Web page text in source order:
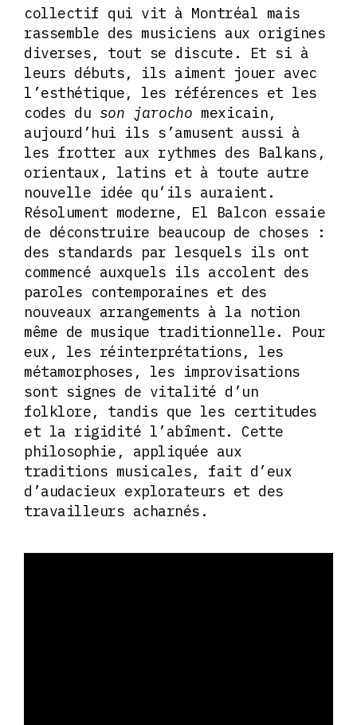
collectif qui vit à Montréal mais
rassemble des musiciens aux origines
diverses, tout se discute. Et si à
leurs débuts, ils aiment jouer avec
l’esthétique, les références et les
codes du son jarocho mexicain,
aujourd’hui ils s’amusent aussi à
les frotter aux rythmes des Balkans,
orientaux, latins et à toute autre
nouvelle idée qu’ils auraient.
Résolument moderne, El Balcon essaie
de déconstruire beaucoup de choses :
des standards par lesquels ils ont
commencé auxquels ils accolent des
paroles contemporaines et des
nouveaux arrangements à la notion
même de musique traditionnelle. Pour
eux, les réinterprétations, les
métamorphoses, les improvisations
sont signes de vitalité d’un
folklore, tandis que les certitudes
et la rigidité l’abîment. Cette
philosophie, appliquée aux
traditions musicales, fait d’eux
d’audacieux explorateurs et des
travailleurs acharnés.